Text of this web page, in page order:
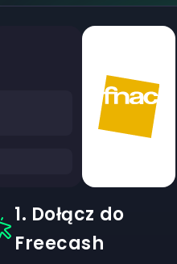
1. Dołącz do
Freecash